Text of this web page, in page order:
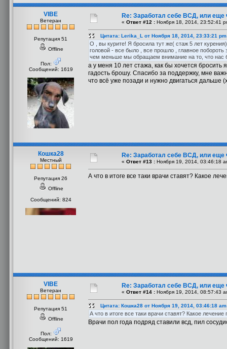
VIBE
Ветеран
Репутация 51
Offline
Пол:
Сообщений: 1619
Re: Заработал себе ВСД, или еще
« Ответ #12 : Ноября 18, 2014, 23:52:41
Цитата: Lerika_L от Ноября 18, 2014, 23:33:21 pm
О , вы курите! Я бросила тут же( стаж 5 лет
головой - все было , все прошло , главное
чем меньше мы обращаем внимание на то, что нас
а у меня 10 лет стажа, как бы хочется
гадость брошу. Спасибо за поддержку, мне
что всё уже позади и нужно двигаться дальше
Кошка28
Местный
Репутация 26
Offline
Сообщений: 824
Re: Заработал себе ВСД, или еще
« Ответ #13 : Ноября 19, 2014, 03:46:18
А что в итоге все таки врачи ставят? Какое
VIBE
Ветеран
Репутация 51
Offline
Пол:
Сообщений: 1619
Re: Заработал себе ВСД, или еще
« Ответ #14 : Ноября 19, 2014, 08:57:43
Цитата: Кошка28 от Ноября 19, 2014, 03:46:18 am
А что в итоге все таки врачи ставят? Какое лечение
Врачи пол года подряд ставили всд, пил